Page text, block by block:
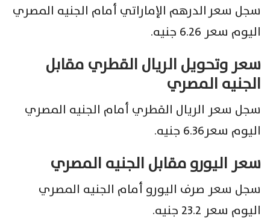
سجل سعر الدرهم الإماراتي أمام الجنيه المصري
اليوم سعر 6.26 جنيه.
سعر وتحويل الريال القطري مقابل
الجنيه المصري
سجل سعر الريال القطري أمام الجنيه المصري
اليوم سعر6.36 جنيه.
سعر اليورو مقابل الجنيه المصري
سجل سعر صرف اليورو أمام الجنيه المصري
اليوم سعر 23.2 جنيه.